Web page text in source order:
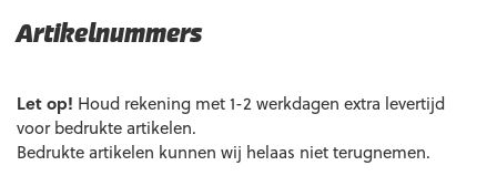
Artikelnummers
Let op! Houd rekening met 1-2 werkdagen extra levertijd
voor bedrukte artikelen.
Bedrukte artikelen kunnen wij helaas niet terugnemen.